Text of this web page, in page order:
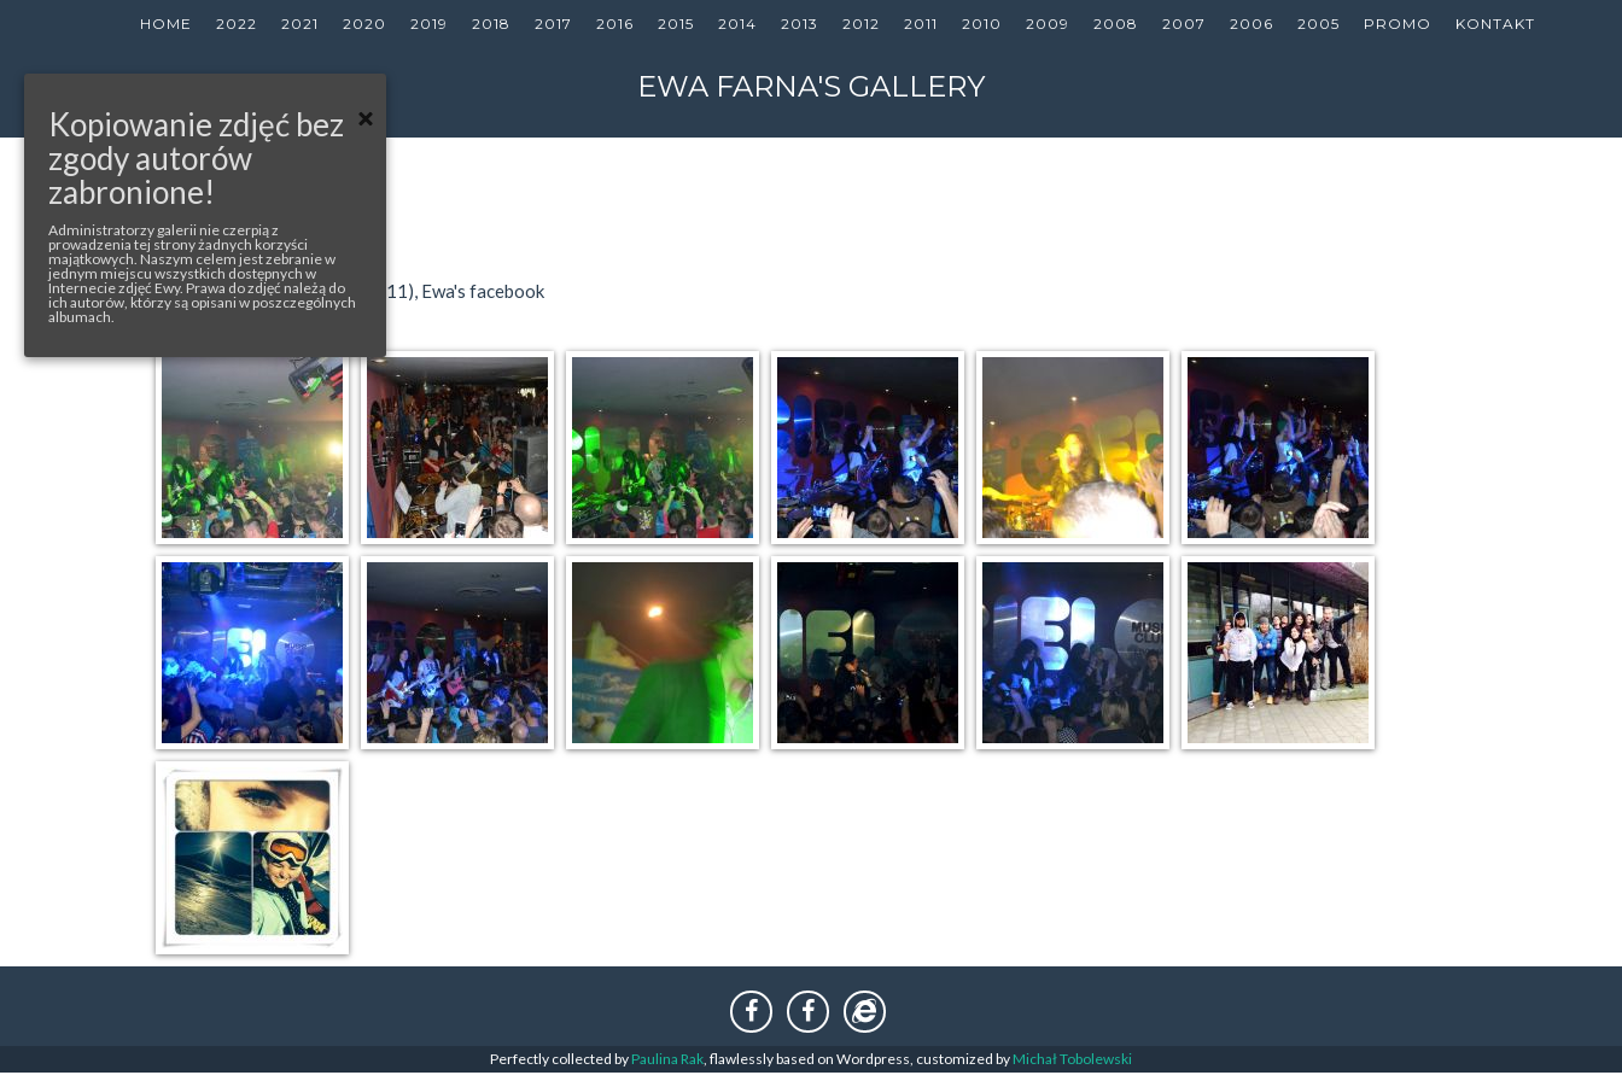
HOME 2022 2021 2020 2019 2018 2017 2016 2015 2014 2013 2012 2011 2010 2009 2008 2007 2006 2005 PROMO KONTAKT
EWA FARNA'S GALLERY
« back to album
LIVINGO
photos from: Il Cielo Musiclub (1-11), Ewa's facebook
Perfectly collected by Paulina Rak , flawlessly based on Wordpress, customized by Michał Tobolewski
Kopiowanie zdjęć bez
zgody autorów
zabronione!
Administratorzy galerii nie czerpią z
prowadzenia tej strony żadnych korzyści
majątkowych. Naszym celem jest zebranie w
jednym miejscu wszystkich dostępnych w
Internecie zdjęć Ewy. Prawa do zdjęć należą do
ich autorów, którzy są opisani w poszczególnych
albumach.